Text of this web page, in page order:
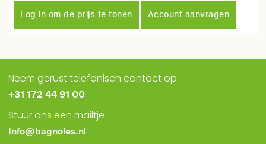
Log in om de prijs te tonen Account aanvragen
Neem gerust telefonisch contact op
+31 172 44 91 00
Stuur ons een mailtje
Info@bagnoles.nl